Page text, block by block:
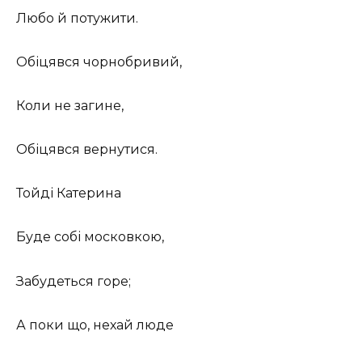
Любо й потужити.
Обіцявся чорнобривий,
Коли не загине,
Обіцявся вернутися.
Тойді Катерина
Буде собі московкою,
Забудеться горе;
А поки що, нехай люде